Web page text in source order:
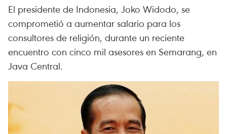
El presidente de Indonesia, Joko Widodo, se
comprometió a aumentar salario para los
consultores de religión, durante un reciente
encuentro con cinco mil asesores en Semarang, en
Java Central.